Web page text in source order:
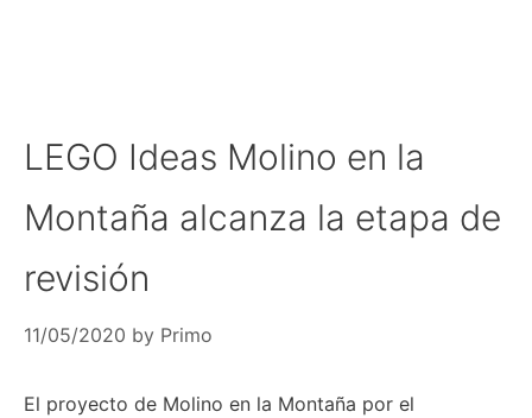
LEGO Ideas Molino en la
Montaña alcanza la etapa de
revisión
11/05/2020 by Primo
El proyecto de Molino en la Montaña por el